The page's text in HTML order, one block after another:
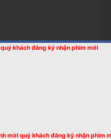
khách đăng ký nhận phim mới
mời quý khách đăng ký nhận phim